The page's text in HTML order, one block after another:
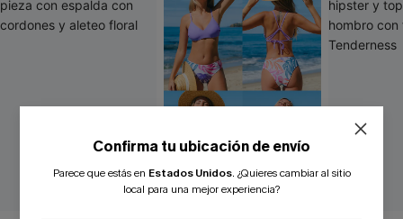
Confirma tu ubicación de envío
Parece que estás en Estados Unidos. ¿Quieres cambiar al sitio
local para una mejor experiencia?